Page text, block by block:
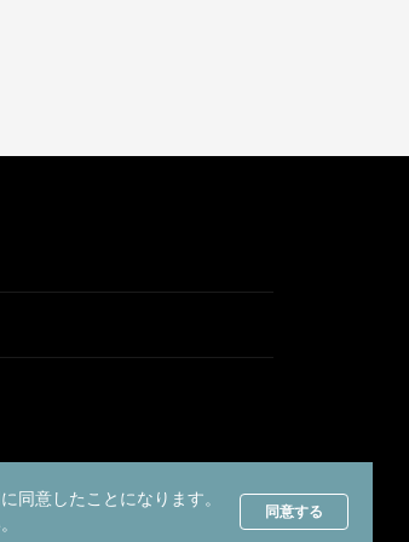
同意したことになります。
同意する